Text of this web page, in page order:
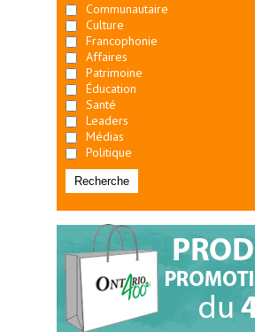
Communautaire
Culture
Francophonie
Affaires
Patrimoine
Éducation
Santé
Leaders
Médias
Politique